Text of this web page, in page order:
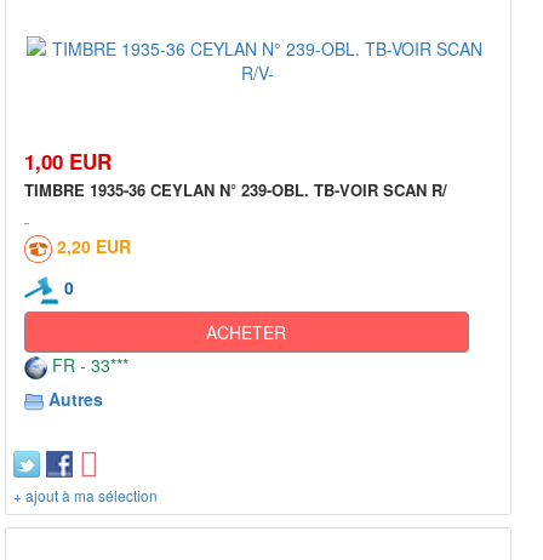
1,00 EUR
TIMBRE 1935-36 CEYLAN N° 239-OBL. TB-VOIR SCAN R/
2,20 EUR
0
ACHETER
FR - 33***
Autres
+ ajout à ma sélection